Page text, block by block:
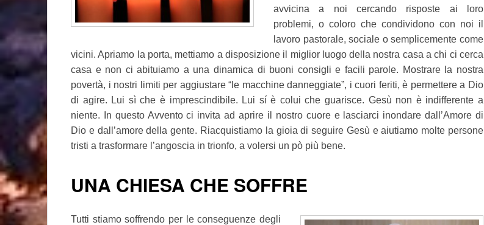
avvicina a noi cercando risposte ai loro
problemi, o coloro che condividono con noi il
lavoro pastorale, sociale o semplicemente come
vicini. Apriamo la porta, mettiamo a disposizione il miglior luogo della nostra casa a chi ci cerca
casa e non ci abituiamo a una dinamica di buoni consigli e facili parole. Mostrare la nostra
povertà, i nostri limiti per aggiustare “le macchine danneggiate”, i cuori feriti, è permettere a Dio
di agire. Lui sì che è imprescindibile. Lui sí è colui che guarisce. Gesù non è indifferente a
niente. In questo Avvento ci invita ad aprire il nostro cuore e lasciarci inondare dall’Amore di
Dio e dall’amore della gente. Riacquistiamo la gioia di seguire Gesù e aiutiamo molte persone
tristi a trasformare l’angoscia in trionfo, a volersi un pò più bene.
UNA CHIESA CHE SOFFRE
Tutti stiamo soffrendo per le conseguenze degli